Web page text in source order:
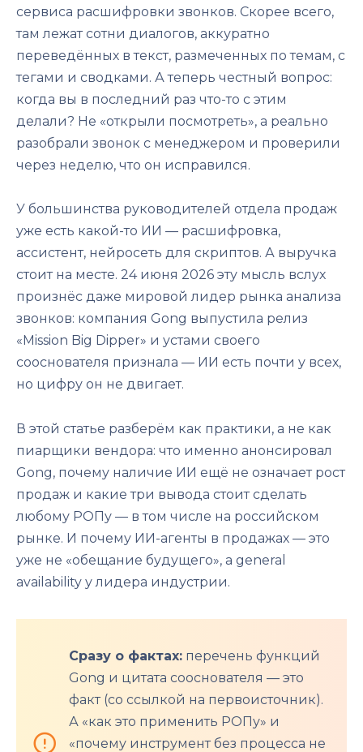
сервиса расшифровки звонков. Скорее всего,
там лежат сотни диалогов, аккуратно
переведённых в текст, размеченных по темам, с
тегами и сводками. А теперь честный вопрос:
когда вы в последний раз что-то с этим
делали? Не «открыли посмотреть», а реально
разобрали звонок с менеджером и проверили
через неделю, что он исправился.
У большинства руководителей отдела продаж
уже есть какой-то ИИ — расшифровка,
ассистент, нейросеть для скриптов. А выручка
стоит на месте. 24 июня 2026 эту мысль вслух
произнёс даже мировой лидер рынка анализа
звонков: компания Gong выпустила релиз
«Mission Big Dipper» и устами своего
сооснователя признала — ИИ есть почти у всех,
но цифру он не двигает.
В этой статье разберём как практики, а не как
пиарщики вендора: что именно анонсировал
Gong, почему наличие ИИ ещё не означает рост
продаж и какие три вывода стоит сделать
любому РОПу — в том числе на российском
рынке. И почему ИИ-агенты в продажах — это
уже не «обещание будущего», а general
availability у лидера индустрии.
Сразу о фактах: перечень функций
Gong и цитата сооснователя — это
факт (со ссылкой на первоисточник).
А «как это применить РОПу» и
«почему инструмент без процесса не